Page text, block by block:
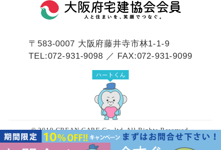
〒583-0007 大阪府藤井寺市林1-1-9
TEL:072-931-9098 ／ FAX:072-931-9099
© 2019 CREAN CARE Co.,ltd. All Rights Reserved.